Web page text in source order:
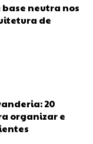
neutra nos
de
20
organizar e